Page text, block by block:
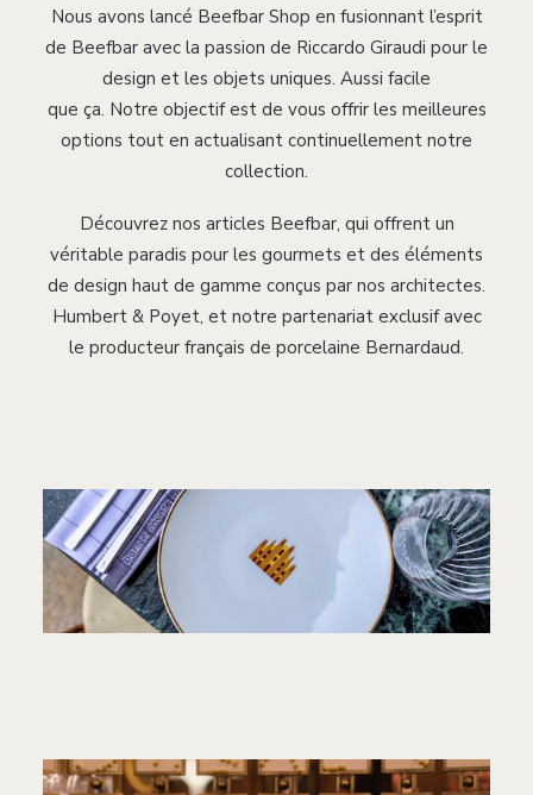
Nous avons lancé Beefbar Shop en fusionnant l’esprit
de Beefbar avec la passion de Riccardo Giraudi pour le
design et les objets uniques. Aussi facile
que ça. Notre objectif est de vous offrir les meilleures
options tout en actualisant continuellement notre
collection.
Découvrez nos articles Beefbar, qui offrent un
véritable paradis pour les gourmets et des éléments
de design haut de gamme conçus par nos architectes.
Humbert & Poyet, et notre partenariat exclusif avec
le producteur français de porcelaine Bernardaud.